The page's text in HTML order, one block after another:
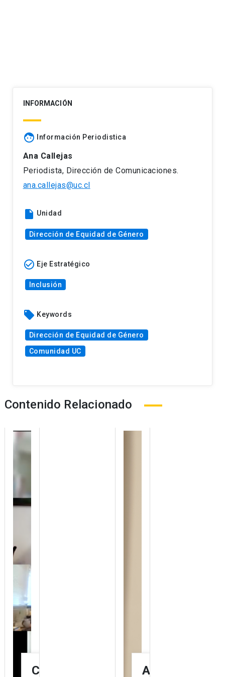
INFORMACIÓN
face Información Periodistica
Ana Callejas
Periodista, Dirección de Comunicaciones.
ana.callejas@uc.cl
insert_drive_file Unidad
Dirección de Equidad de Género
check_circle_outline Eje Estratégico
Inclusión
local_offer Keywords
Dirección de Equidad de Género
Comunidad UC
Contenido Relacionado
Ciclo
Académica